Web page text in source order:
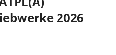
2026